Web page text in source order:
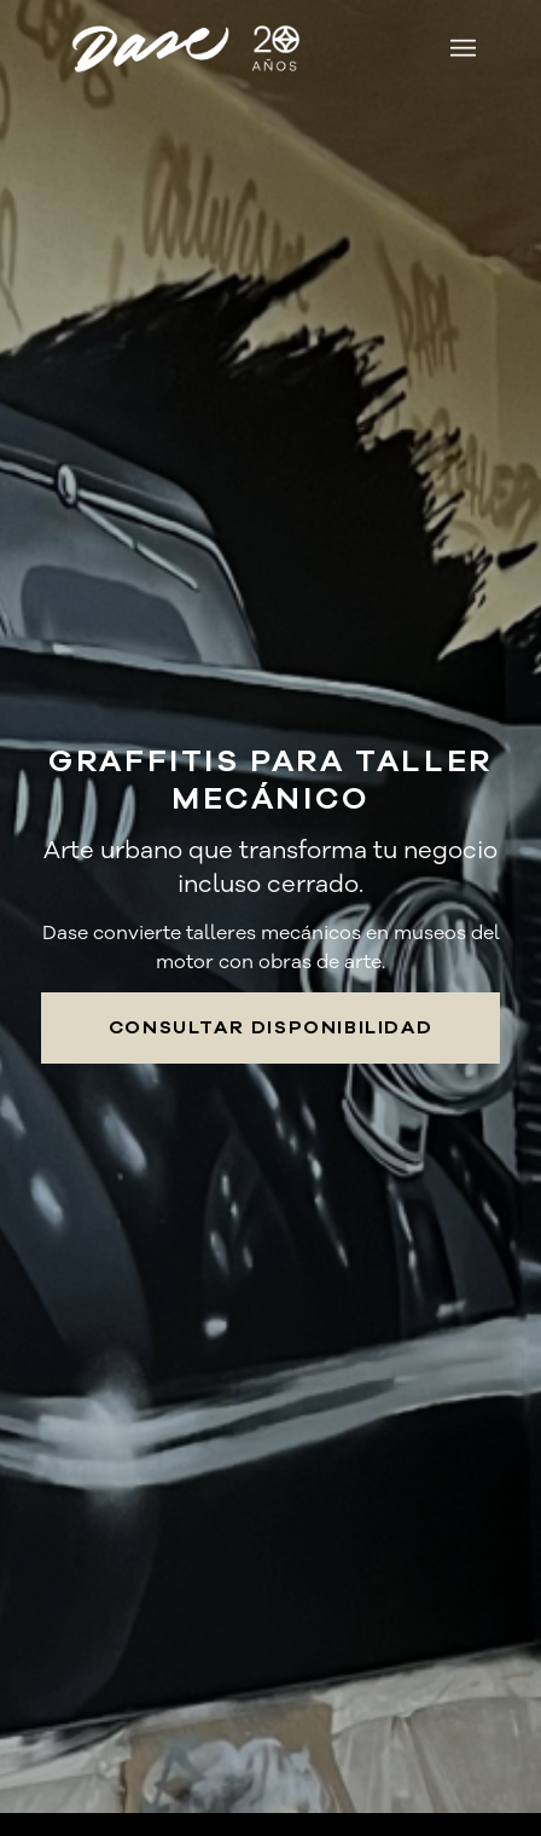
GRAFFITIS PARA TALLER
MECÁNICO
Arte urbano que transforma tu negocio
incluso cerrado.
Dase convierte talleres mecánicos en museos del
motor con obras de arte.
CONSULTAR DISPONIBILIDAD